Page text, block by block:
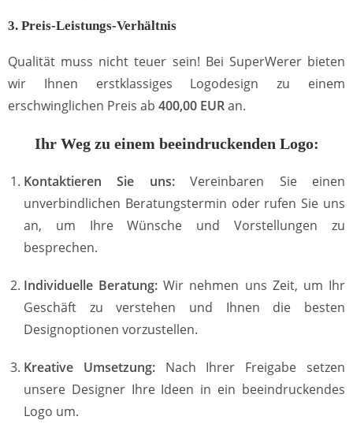
3. Preis-Leistungs-Verhältnis
Qualität muss nicht teuer sein! Bei SuperWerer bieten
wir Ihnen erstklassiges Logodesign zu einem
erschwinglichen Preis ab 400,00 EURan.
Ihr Weg zu einem beeindruckenden Logo:
Kontaktieren Sie uns:Vereinbaren Sie einen
unverbindlichen Beratungstermin oder rufen Sie uns
an, um Ihre Wünsche und Vorstellungen zu
besprechen.
Individuelle Beratung: Wir nehmen uns Zeit, um Ihr
Geschäft zu verstehen und Ihnen die besten
Designoptionen vorzustellen.
Kreative Umsetzung:Nach Ihrer Freigabe setzen
unsere Designer Ihre Ideen in ein beeindruckendes
Logo um.